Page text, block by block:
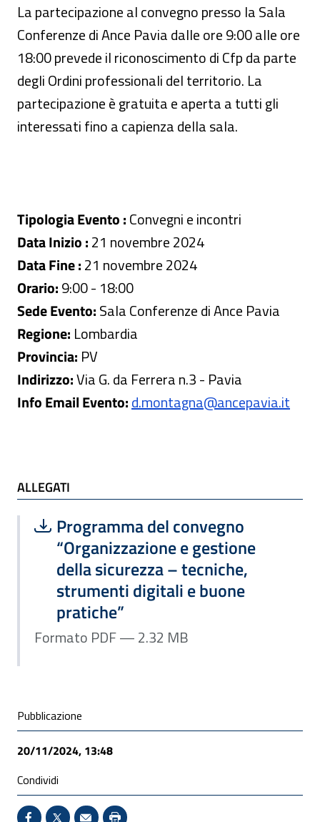
La partecipazione al convegno presso la Sala
Conferenze di Ance Pavia dalle ore 9:00 alle ore
18:00 prevede il riconoscimento di Cfp da parte
degli Ordini professionali del territorio. La
partecipazione è gratuita e aperta a tutti gli
interessati fino a capienza della sala.
Tipologia Evento :Convegni e incontri
Data Inizio :21 novembre 2024
Data Fine :21 novembre 2024
Orario:9:00 - 18:00
Sede Evento:Sala Conferenze di Ance Pavia
Regione: Lombardia
Provincia: PV
Indirizzo:Via G. da Ferrera n.3 - Pavia
Info Email Evento:d.montagna@ancepavia.it
ALLEGATI
ALLEGATI
Scarica file:
Programma del convegno
“Organizzazione e gestione
della sicurezza – tecniche,
strumenti digitali e buone
pratiche”
Formato PDF — Dimensione 2.32 MB
Formato PDF — 2.32 MB
Condivisione social
Pubblicazione
20/11/2024, 13:48
Condividi